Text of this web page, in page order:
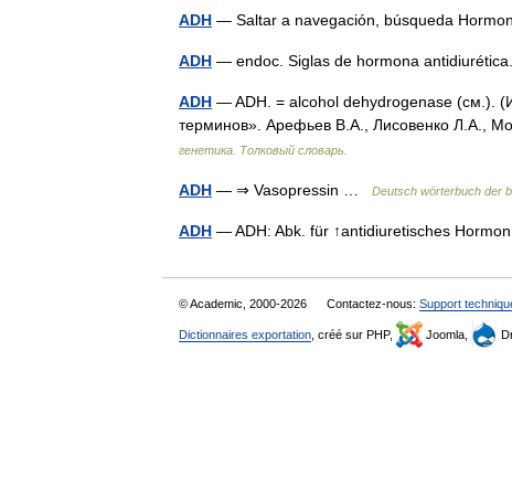
ADH — Saltar a navegación, búsqueda
ADH — endoc. Siglas de hormona
ADH — ADH. = alcohol dehydrogenase (см.).
терминов». Арефьев В.А., Лисовенко Л.А.,
генетика. Толковый словарь.
ADH — ⇒ Vasopressin … Deutsch wörterbuch der
ADH — ADH: Abk. für ↑antidiuretisches
© Academic, 2000-2026 Contactez-nous: Support
Dictionnaires exportation , créé sur PHP, Joomla,